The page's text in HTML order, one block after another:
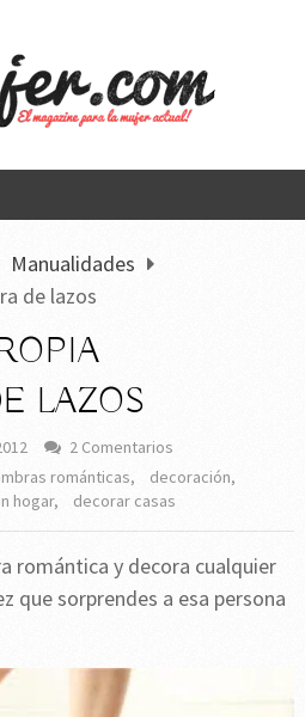
Manualidades
de lazos
LAZOS
2 Comentarios
románticas, decoración,
hogar, decorar casas
romántica y decora cualquier
que sorprendes a esa persona